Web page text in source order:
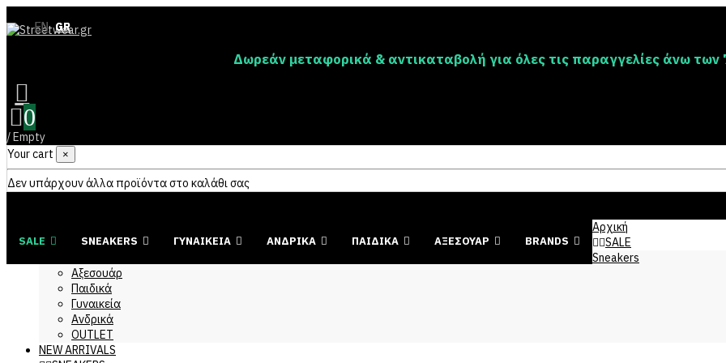
EN GR
Δωρεάν μεταφορικά & αντικαταβολή για όλες τις παραγγελίες άνω των
0
/Empty
Your cart
×
Δεν υπάρχουν άλλα προϊόντα στο καλάθι σας
SALE SNEAKERS ΓΥΝΑΙΚΕΙΑ ΑΝΔΡΙΚΑ ΠΑΙΔΙΚΑ ΑΞΕΣΟΥΑΡ BRANDS
Αρχική
SALE
Sneakers
Αξεσουάρ
Παιδικά
Γυναικεία
Ανδρικά
OUTLET
NEW ARRIVALS
EN GR